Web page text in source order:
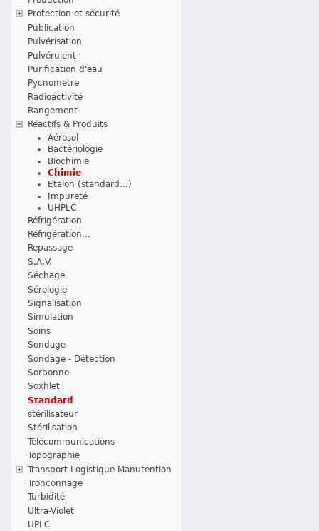
Protection et sécurité
Publication
Pulvérisation
Pulvérulent
Purification d'eau
Pycnometre
Radioactivité
Rangement
Réactifs & Produits
Aérosol
Bactériologie
Biochimie
Chimie
Etalon (standard...)
Impureté
UHPLC
Réfrigération
Réfrigération...
Repassage
S.A.V.
Séchage
Sérologie
Signalisation
Simulation
Soins
Sondage
Sondage - Détection
Sorbonne
Soxhlet
Standard
stérilisateur
Stérilisation
Télécommunications
Topographie
Transport Logistique Manutention
Tronçonnage
Turbidité
Ultra-Violet
UPLC